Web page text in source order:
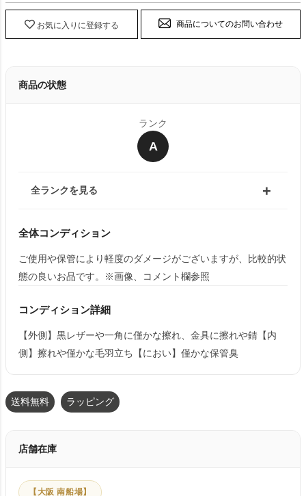
お気に入りに登録する 商品についてのお問い合わせ
商品の状態
ランク
A
全ランクを見る
全体コンディション
ご使用や保管により軽度のダメージがございますが、比較的状
態の良いお品です。※画像、コメント欄参照
コンディション詳細
【外側】黒レザーや一角に僅かな擦れ、金具に擦れや錆【内
側】擦れや僅かな毛羽立ち【におい】僅かな保管臭
送料無料 ラッピング
店舗在庫
【大阪 南船場】